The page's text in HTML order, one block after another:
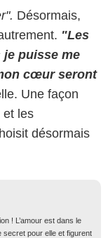
Désormais,
"Les
puisse me
cœur seront
Une façon
et les
désormais
! L’amour est dans le
secret pour elle et figurent